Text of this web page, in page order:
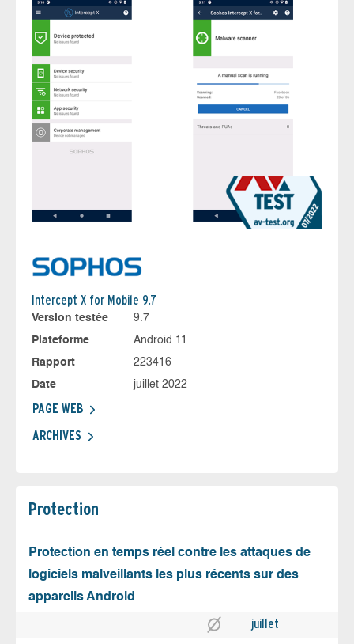
Intercept X for Mobile 9.7
Version testée
9.7
Plateforme
Android 11
Rapport
223416
Date
juillet 2022
PAGE WEB
ARCHIVES
Protection
Protection en temps réel contre les attaques de
logiciels malveillants les plus récents sur des
appareils Android
juillet